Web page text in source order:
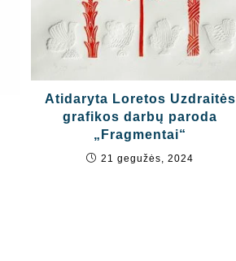
Atidaryta Loretos Uzdraitės
grafikos darbų paroda
„Fragmentai“
21 gegužės, 2024